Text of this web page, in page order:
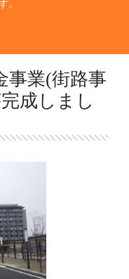
。
事業(街路事
成しまし